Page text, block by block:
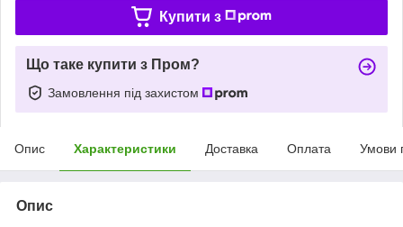
Купити з
Що таке купити з Пром?
Замовлення під захистом
Опис Характеристики Доставка Оплата Умови
Опис